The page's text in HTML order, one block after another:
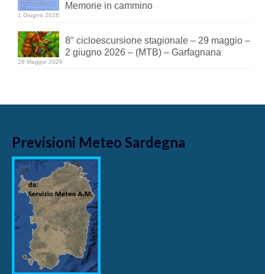
Memorie in cammino
1 Giugno 2026
8° cicloescursione stagionale – 29 maggio –
2 giugno 2026 – (MTB) – Garfagnana
28 Maggio 2026
Previsioni Meteo Sardegna